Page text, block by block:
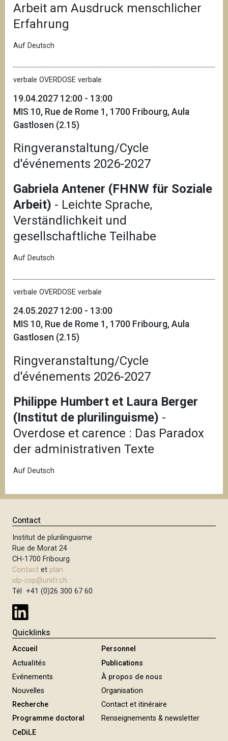
Arbeit am Ausdruck menschlicher
Erfahrung
Auf Deutsch
verbale OVERDOSE verbale
19.04.2027 12:00 - 13:00
MIS 10, Rue de Rome 1, 1700 Fribourg, Aula
Gastlosen (2.15)
Ringveranstaltung/Cycle
d'événements 2026-2027
Gabriela Antener (FHNW für Soziale
Arbeit) - Leichte Sprache,
Verständlichkeit und
gesellschaftliche Teilhabe
Auf Deutsch
verbale OVERDOSE verbale
24.05.2027 12:00 - 13:00
MIS 10, Rue de Rome 1, 1700 Fribourg, Aula
Gastlosen (2.15)
Ringveranstaltung/Cycle
d'événements 2026-2027
Philippe Humbert et Laura Berger
(Institut de plurilinguisme) -
Overdose et carence : Das Paradox
der administrativen Texte
Auf Deutsch
Contact
Institut de plurilinguisme
Rue de Morat 24
CH-1700 Fribourg
Contact et plan
idp-csp@unifr.ch
Tél +41 (0)26 300 67 60
Quicklinks
Accueil
Actualités
Evénements
Nouvelles
Recherche
Programme doctoral
CeDiLE
Personnel
Publications
À propos de nous
Organisation
Contact et itinéraire
Renseignements & newsletter